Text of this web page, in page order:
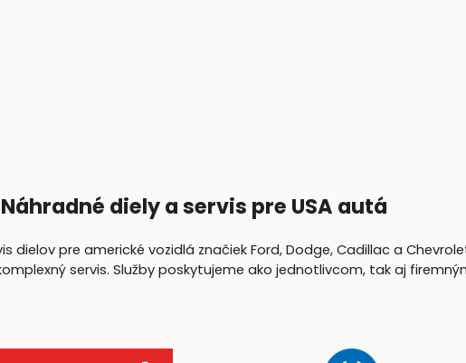
Náhradné diely a servis pre USA autá
dielov pre americké vozidlá značiek Ford, Dodge, Cadillac a
servis. Služby poskytujeme ako jednotlivcom, tak aj